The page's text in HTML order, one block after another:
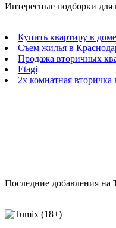
Интересные подборки для
Купить квартиру в
Съем жилья в
Продажа вторичных
Etagi
2х комнатная
Последние добавления на